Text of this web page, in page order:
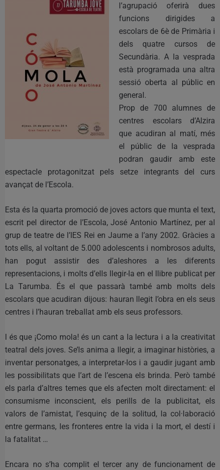
l’agrupació oferirà dues
funcions dirigides a
escolars de 6è de Primària i
dels quatre cursos de
Secundària. A la vesprada
està programada una altra
sessió oberta al públic en
general.
Prop de 700 alumnes de
centres escolars d’Alzira
que acudiran al matí, més
el públic de la vesprada
podran gaudir amb este
espectacle protagonitzat pels setze integrants del curs
avançat de l’Escola.
Esta és la quarta promoció de joves actors que munta el text,
escrit pel director de l’Escola, José Antonio Martínez, per al
grup de teatre de l’IES Rei en Jaume a l’any 2002. Gràcies a
tots ells, al voltant de 5.000 adolescents i nombrosos adults,
han pogut assistir des d’aleshores a les diferents
representacions, i molts d’ells llegir-la en el llibre publicat per
La Tarumba. És el que passarà també amb molts dels
escolars que acudiran dijous: hauran llegit l’obra en els seus
centres i l’hauran treballat amb els seus professors.
I és que ¡Como mola! és un cant a la lectura i a la creativitat
teatral dels joves. Se’ls anima a llegir, a imaginar històries, a
inventar personatges, a interpretar-los i a gaudir jugant amb
les possibilitats que l’art de l’escena els brinda. Però també
els parla d’altres temes que els afecten molt directament: el
consumisme inconscient, els perills de la publicitat, els
valors de l’amistat, l’esquinç de la solitud, la col·laboració
entre germans, les fronteres entre la vida i la mort, el destí i
la fatalitat …
Encara no s’ha complit el tercer any de funcionament de